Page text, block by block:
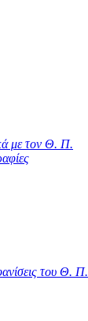
με τον Θ. Π.
του Θ. Π.